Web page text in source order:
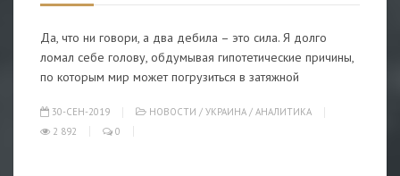
Да, что ни говори, а два дебила – это сила. Я долго
ломал себе голову, обдумывая гипотетические причины,
по которым мир может погрузиться в затяжной
30-СЕН-2019 НОВОСТИ / УКРАИНА / АНАЛИТИКА
2 892
0